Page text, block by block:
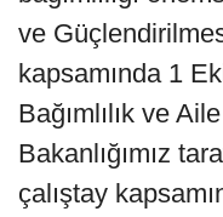
ve
kapsamında 1
Bağımlılık ve
Bakanlığımız
çalıştay